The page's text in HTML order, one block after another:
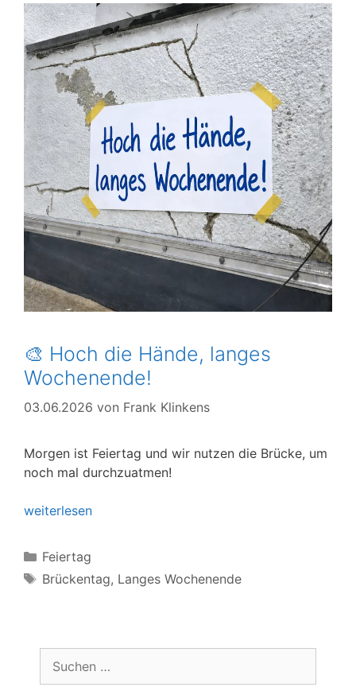
🎨 Hoch die Hände, langes
Wochenende!
03.06.2026 von Frank Klinkens
Morgen ist Feiertag und wir nutzen die Brücke, um
noch mal durchzuatmen!
weiterlesen
Kategorien
Feiertag
Schlagwörter
Brückentag, Langes Wochenende
nach: